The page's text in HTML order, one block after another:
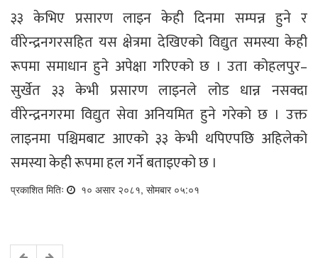
३३ केभिए प्रसारण लाइन केही दिनमा सम्पन्न हुने र
वीरेन्द्रनगरसहित यस क्षेत्रमा देखिएको विद्युत समस्या केही
रूपमा समाधान हुने अपेक्षा गरिएको छ । उता कोहलपुर–
सुर्खेत ३३ केभी प्रसारण लाइनले लोड धान्न नसक्दा
वीरेन्द्रनगरमा विद्युत सेवा अनियमित हुने गरेको छ । उक्त
लाइनमा पश्चिमबाट आएको ३३ केभी थपिएपछि अहिलेको
समस्या केही रूपमा हल गर्ने बताइएको छ ।
प्रकाशित मितिः १० असार २०८१, सोमबार ०५:०१